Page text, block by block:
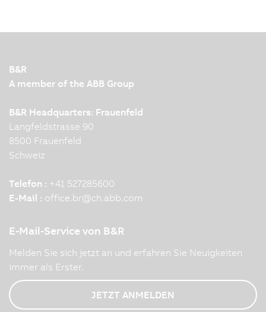
B&R
A member of the ABB Group
B&R Headquarters: Frauenfeld
Langfeldstrasse 90
8500 Frauenfeld
Schweiz
Telefon : +41 527285600
E-Mail : office.br@ch.abb.com
E-Mail-Service von B&R
Melden Sie sich jetzt an und erfahren Sie Neuigkeiten
immer als Erster.
JETZT ANMELDEN